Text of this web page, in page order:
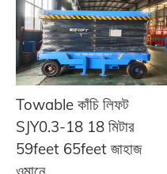
Towable কাঁচি লিফট
SJY0.3-18 18 মিটার
59feet 65feet জাহাজ